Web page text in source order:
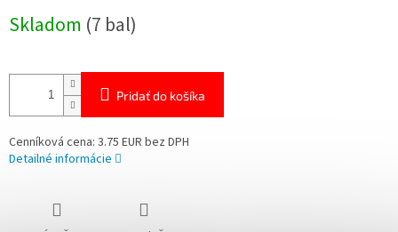
cena:
Skladom (7 bal)
Pridať do košíka
Cenníková cena: 3.75 EUR bez DPH
Detailné informácie